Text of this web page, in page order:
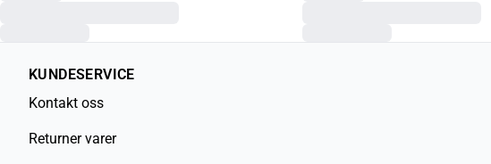
KUNDESERVICE
Kontakt oss
Returner varer